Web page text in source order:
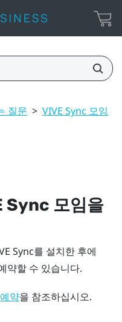
질문 > VIVE Sync 모임
Sync 모임을
Sync를 설치한 후에
약할 수 있습니다.
약을 참조하십시오.